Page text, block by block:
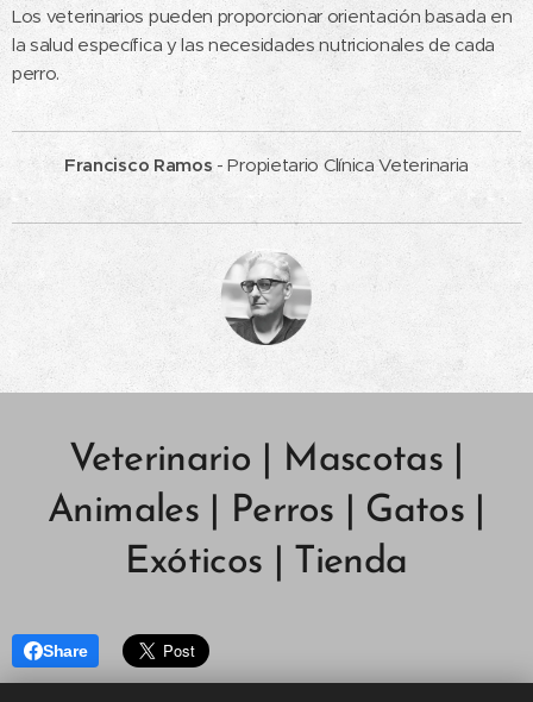
Los veterinarios pueden proporcionar orientación basada en
la salud específica y las necesidades nutricionales de cada
perro.
Francisco Ramos - Propietario Clínica Veterinaria
Veterinario | Mascotas |
Animales | Perros | Gatos |
Exóticos | Tienda
Share